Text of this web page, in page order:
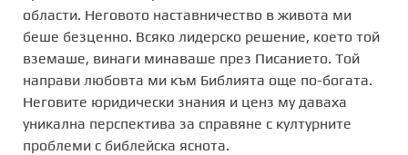
области. Неговото наставничество в живота ми
беше безценно. Всяко лидерско решение, което той
вземаше, винаги минаваше през Писанието. Той
направи любовта ми към Библията още по-богата.
Неговите юридически знания и ценз му даваха
уникална перспектива за справяне с културните
проблеми с библейска яснота.